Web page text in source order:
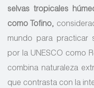
selvas tropicales
como Tofino,
mundo para practicar
por la UNESCO como
combina naturaleza
que contrasta con la